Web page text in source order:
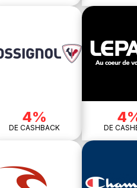
4%
DE CASHBACK DE